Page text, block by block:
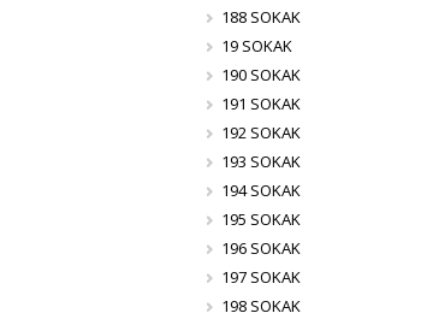
188 SOKAK
19 SOKAK
190 SOKAK
191 SOKAK
192 SOKAK
193 SOKAK
194 SOKAK
195 SOKAK
196 SOKAK
197 SOKAK
198 SOKAK